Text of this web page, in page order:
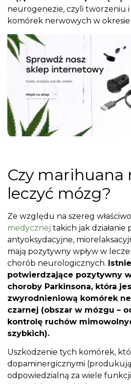
neurogenezie, czyli tworzeniu
komórek nerwowych w
Czy marihuana
leczyć mózg?
Ze względu na szereg
medycznej takich jak działanie
antyoksydacyjne,
mają pozytywny wpływ w
chorób neurologicznych.
potwierdzające pozytywny
choroby Parkinsona, która
zwyrodnieniową komórek
czarnej (obszar w mózgu –
kontrolę ruchów
szybkich).
Uszkodzenie tych komórek,
dopaminergicznymi
odpowiedzialną za wiele